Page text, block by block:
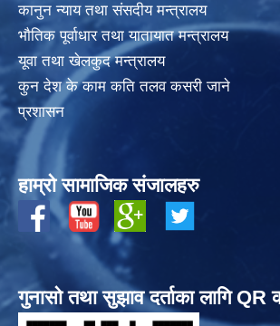
कानुन न्याय तथा संसदीय मन्त्रालय
भाैतिक पूर्वाधार तथा यातायात मन्त्रालय
यूवा तथा खेलकुद मन्त्रालय
कुन देश के काम कति तलव कसरी जाने
प्रशासन
हाम्रो सामाजिक संजालहरु
गुनासो तथा सुझाव दर्ताका लागि QR